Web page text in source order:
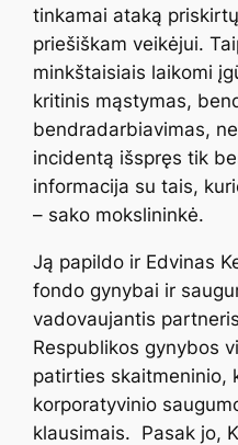
tinkamai ataką
priešiškam veikėjui.
minkštaisiais laikomi
kritinis mąstymas,
bendradarbiavimas,
incidentą išspręs tik
informacija su tais,
– sako mokslininkė.
Ją papildo ir Edvinas
fondo gynybai ir
vadovaujantis
Respublikos gynybos
patirties skaitmeninio,
korporatyvinio
klausimais. Pasak jo,